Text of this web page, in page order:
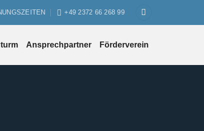
+49 2372 66 268 99
Ansprechpartner Förderverein